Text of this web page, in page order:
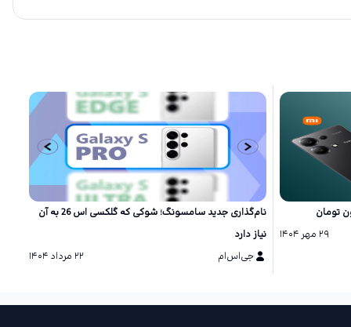
۲۹ مهر ۱۴۰۴
نام‌گذاری جدید سامسونگ؛ شوکی که گلکسی اس 26 به آن
نیاز دارد
جی‌اس‌ام
۲۲ مرداد ۱۴۰۴